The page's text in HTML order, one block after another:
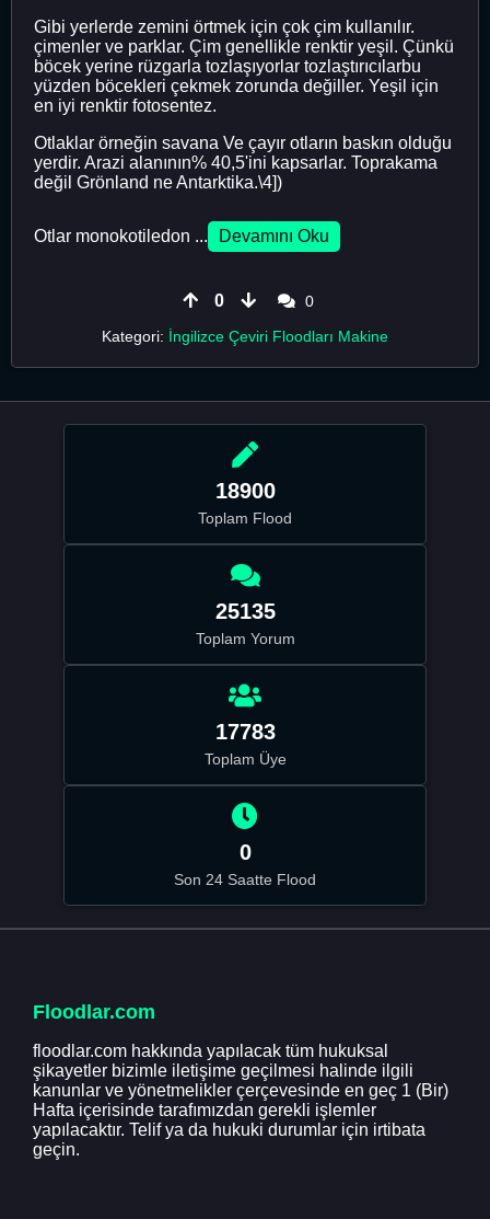
Gibi yerlerde zemini örtmek için çok çim kullanılır.
çimenler ve parklar. Çim genellikle renktir yeşil. Çünkü
böcek yerine rüzgarla tozlaşıyorlar tozlaştırıcılarbu
yüzden böcekleri çekmek zorunda değiller. Yeşil için
en iyi renktir fotosentez.
Otlaklar örneğin savana Ve çayır otların baskın olduğu
yerdir. Arazi alanının% 40,5'ini kapsarlar. Toprakama
değil Grönland ne Antarktika.\4])
Otlar monokotiledon ... Devamını Oku
0
0
Kategori: İngilizce Çeviri Floodları Makine
18900
Toplam Flood
25135
Toplam Yorum
17783
Toplam Üye
0
Son 24 Saatte Flood
Floodlar.com
floodlar.com hakkında yapılacak tüm hukuksal
şikayetler bizimle iletişime geçilmesi halinde ilgili
kanunlar ve yönetmelikler çerçevesinde en geç 1 (Bir)
Hafta içerisinde tarafımızdan gerekli işlemler
yapılacaktır. Telif ya da hukuki durumlar için irtibata
geçin.